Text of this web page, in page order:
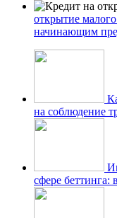
открытие
начинающим
на соблюдение
сфере беттинга: